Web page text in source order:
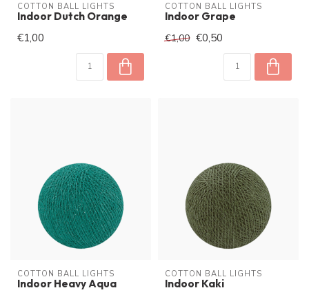
COTTON BALL LIGHTS
Indoor Dutch Orange
€1,00
COTTON BALL LIGHTS
Indoor Grape
€1,00 €0,50
COTTON BALL LIGHTS
Indoor Heavy Aqua
COTTON BALL LIGHTS
Indoor Kaki